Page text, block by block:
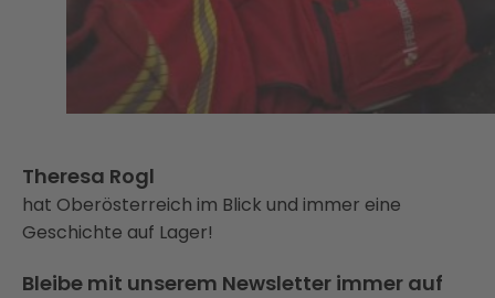
Theresa Rogl
hat Oberösterreich im Blick und immer eine
Geschichte auf Lager!
Bleibe mit unserem Newsletter immer auf